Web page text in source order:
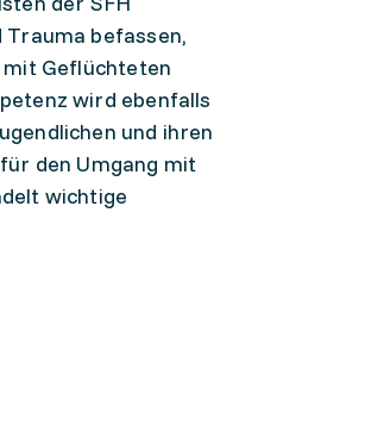
befassen,
mit Geflüchteten
wird ebenfalls
und ihren
den Umgang mit
wichtige